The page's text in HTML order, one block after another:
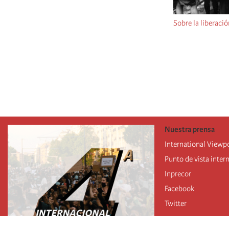
Sobre la
Nuestra prensa
International
Punto de vista
Inprecor
Facebook
Twitter